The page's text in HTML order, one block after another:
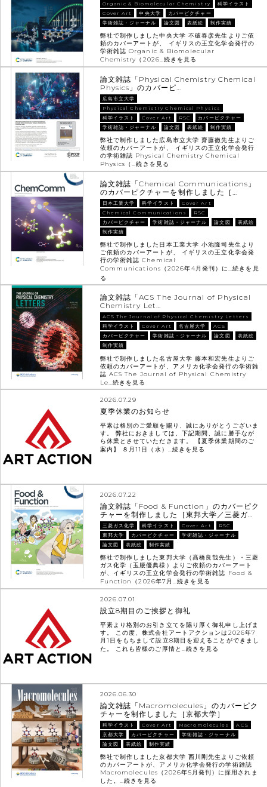
Organic & Biomolecular Chemistry
科学イラスト
Cover Art
中央大学
カバーピクチャー
学術雑誌・ジャーナル
論文図 表紙絵 制作実績
弊社で制作しました中央大学 不破春彦先生よりご依
頼のカバーアートが、 イギリスの王立化学会発行の
学術雑誌 Organic & Biomolecular
Chemistry（2026…続きを見る
論文雑誌「Physical Chemistry Chemical
Physics」のカバーピ…
広島市立大学
Physical Chemistry Chemical Physics
科学イラスト
Cover Art RSC
カバーピクチャー
学術雑誌・ジャーナル
論文図 表紙絵 制作実績
弊社で制作しました広島市立大学 齋藤徹先生よりご
依頼のカバーアートが、 イギリスの王立化学会発行
の学術雑誌 Physical Chemistry Chemical
Physics（…続きを見る
論文雑誌「Chemical Communications」
のカバーピクチャーを制作しました［…
日本工業大学 科学イラスト
Cover Art
Chemical Communications
RSC
カバーピクチャー
学術雑誌・ジャーナル 論文図
表紙絵
制作実績
弊社で制作しました日本工業大学 小池隆司先生より
ご依頼のカバーアートが、 イギリスの王立化学会発
行の学術雑誌 Chemical
Communications（2026年4月発刊）に…続きを見
る
論文雑誌「ACS The Journal of Physical
Chemistry Let…
ACS The Journal of Physical Chemistry Letters
科学イラスト
Cover Art 名古屋大学
ACS
カバーピクチャー
学術雑誌・ジャーナル 論文図
表紙絵
制作実績
弊社で制作しました名古屋大学 藤本和宏先生よりご
依頼のカバーアートが、アメリカ化学会発行の学術雑
誌 ACS The Journal of Physical Chemistry
Le… 続きを見る
2026.07.29
夏季休業のお知らせ
平素は格別のご愛顧を賜り、誠にありがとうございま
す。 弊社におきましては、下記期間、誠に勝手なが
ら休業とさせていただきます。 【夏季休業期間のご
案内】 ８月11日（水）…続きを見る
2026.07.22
論文雑誌「Food & Function」のカバーピク
チャーを制作しました［東邦大学／三菱ガ…
三菱ガス化学 科学イラスト Cover Art
RSC
東邦大学
カバーピクチャー
学術雑誌・ジャーナル
論文図
表紙絵 制作実績
弊社で制作しました東邦大学（髙橋良哉先生）・三菱
ガス化学（玉腰優典様）よりご依頼のカバーアート
が、イギリスの王立化学会発行の学術雑誌 Food &
Function（2026年7月…続きを見る
2026.07.01
設立8期目のご挨拶と御礼
平素より格別のお引き立てを賜り厚く御礼申し上げま
す。 この度、株式会社アートアクションは2026年7
月1日をもちまして設立8期目を迎えることができまし
た。 これも皆様のご厚情と…続きを見る
2026.06.30
論文雑誌「Macromolecules」のカバーピク
チャーを制作しました［京都大学］
科学イラスト Cover Art Macromolecules
ACS
京都大学
カバーピクチャー
学術雑誌・ジャーナル
論文図
表紙絵 制作実績
弊社で制作しました京都大学 西川剛先生よりご依頼
のカバーアートが、アメリカ化学会発行の学術雑誌
Macromolecules（2026年5月発刊）に採用されま
した。…続きを見る